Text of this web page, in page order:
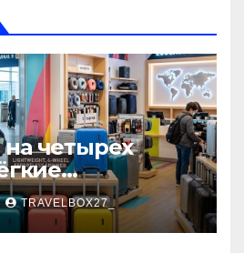
четырех
модели,
и
по выбору
TRAVELBOX27_